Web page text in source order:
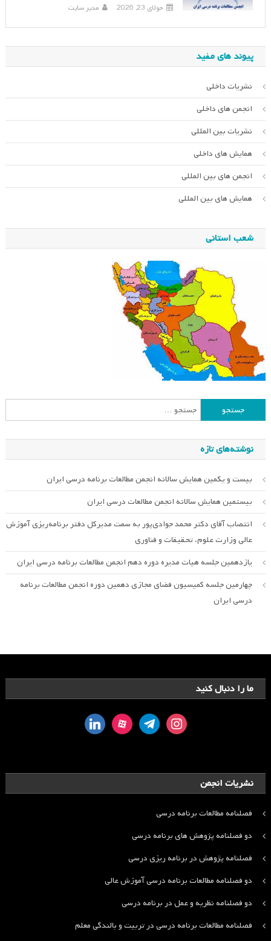
جولای 23, 2026 مدیر سایت
پیوند های مفید
نشریات داخلی
انجمن های داخلی
نشریات بین المللی
همایش های داخلی
انجمن های بین المللی
همایش های بین المللی
شعب استانی
جستجو
برای:
نوشته‌های تازه
بیست و یکمین همایش سالانه انجمن مطالعات برنامه درسی ایران
بیستمین همایش سالانه انجمن مطالعات درسی ایران
انتصاب آقای دکتر محمد جوادی‌پور به سمت مدیرکل دفتر برنامه‌ریزی آموزش
عالی وزارت علوم، تحقیقات و فناوری
یازدهمین جلسه هیات مدیره دوره دهم انجمن مطالعات برنامه درسی ایران
چهارمین جلسه کمیسیون فضای مجازی دهمین دوره انجمن مطالعات برنامه
درسی ایران
ما را دنبال کنید
instagram
telegram
aparat
linkedin
نشریات انجمن
فصلنامه مطالعات برنامه درسی
دو فصلنامه پژوهش های برنامه درسی
فصلنامه پژوهش در برنامه ریزی درسی
دو فصلنامه مطالعات برنامه درسی آموزش عالی
دو فصلنامه نظریه و عمل در برنامه درسی
فصلنامه مطالعات برنامه درسی در تربیت و بالندگی معلم